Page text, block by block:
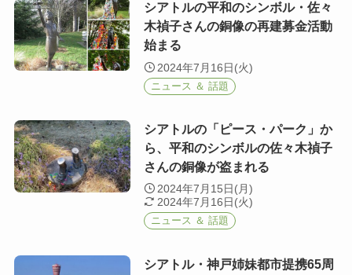
シアトルの平和のシンボル・佐々
木禎子さんの銅像の再建募金活動
始まる
2024年7月16日(火)
ニュース ＆ 話題
シアトルの「ピース・パーク」か
ら、平和のシンボルの佐々木禎子
さんの銅像が盗まれる
2024年7月15日(月)
2024年7月16日(火)
ニュース ＆ 話題
シアトル・神戸姉妹都市提携65周